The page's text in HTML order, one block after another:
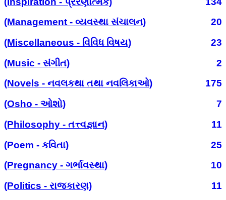
(Management - વ્યવસ્થા સંચાલન)
20
(Miscellaneous - વિવિધ વિષય)
23
(Music - સંગીત)
2
(Novels - નવલકથા તથા નવલિકાઓ)
175
(Osho - ઓશો)
7
(Philosophy - તત્ત્વજ્ઞાન)
11
(Poem - કવિતા)
25
(Pregnancy - ગર્ભાવસ્થા)
10
(Politics - રાજકારણ)
11